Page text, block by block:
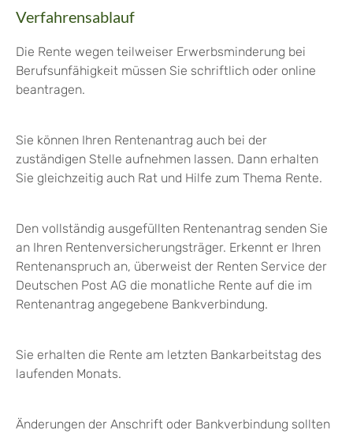
Verfahrensablauf
Die Rente wegen teilweiser Erwerbsminderung bei
Berufsunfähigkeit müssen Sie schriftlich oder online
beantragen.
Sie können Ihren Rentenantrag auch bei der
zuständigen Stelle aufnehmen lassen. Dann erhalten
Sie gleichzeitig auch Rat und Hilfe zum Thema Rente.
Den vollständig ausgefüllten Rentenantrag senden Sie
an Ihren Rentenversicherungsträger. Erkennt er Ihren
Rentenanspruch an, überweist der Renten Service der
Deutschen Post AG die monatliche Rente auf die im
Rentenantrag angegebene Bankverbindung.
Sie erhalten die Rente am letzten Bankarbeitstag des
laufenden Monats.
Änderungen der Anschrift oder Bankverbindung sollten